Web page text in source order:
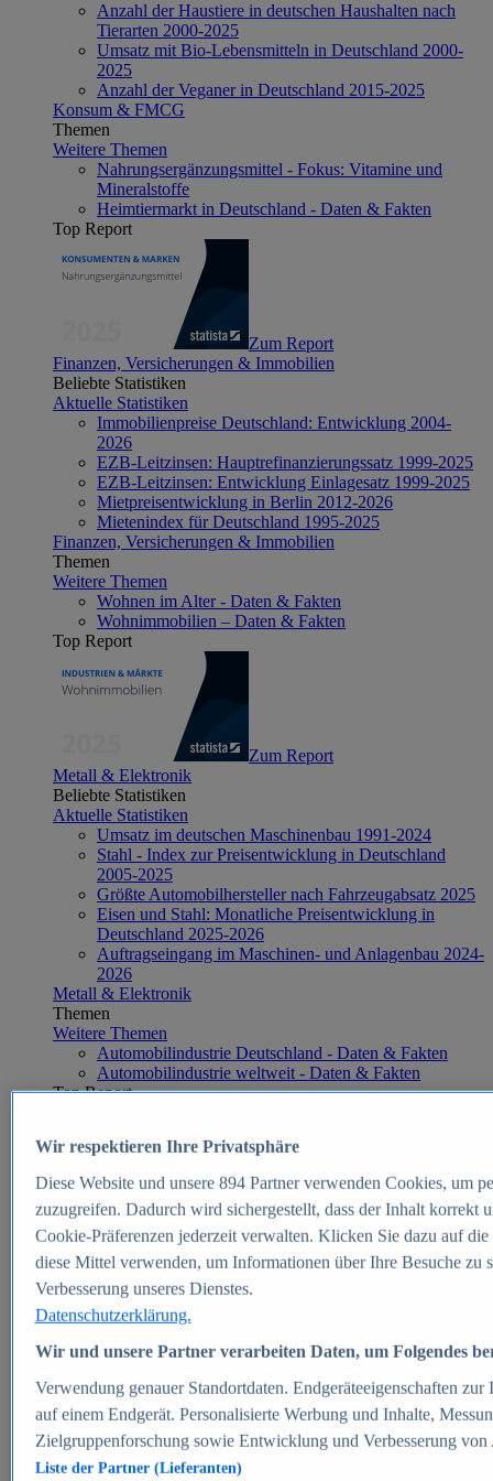
Anzahl der Haustiere in deutschen Haushalten nach
Tierarten 2000-2025
Umsatz mit Bio-Lebensmitteln in Deutschland 2000-
2025
Anzahl der Veganer in Deutschland 2015-2025
Konsum & FMCG
Themen
Weitere Themen
Nahrungsergänzungsmittel - Fokus: Vitamine und
Mineralstoffe
Heimtiermarkt in Deutschland - Daten & Fakten
Top Report
Zum Report
Finanzen, Versicherungen & Immobilien
Beliebte Statistiken
Aktuelle Statistiken
Immobilienpreise Deutschland: Entwicklung 2004-
2026
EZB-Leitzinsen: Hauptrefinanzierungssatz 1999-2025
EZB-Leitzinsen: Entwicklung Einlagesatz 1999-2025
Mietpreisentwicklung in Berlin 2012-2026
Mietenindex für Deutschland 1995-2025
Finanzen, Versicherungen & Immobilien
Themen
Weitere Themen
Wohnen im Alter - Daten & Fakten
Wohnimmobilien – Daten & Fakten
Top Report
Zum Report
Metall & Elektronik
Beliebte Statistiken
Aktuelle Statistiken
Umsatz im deutschen Maschinenbau 1991-2024
Stahl - Index zur Preisentwicklung in Deutschland
2005-2025
Größte Automobilhersteller nach Fahrzeugabsatz 2025
Eisen und Stahl: Monatliche Preisentwicklung in
Deutschland 2025-2026
Auftragseingang im Maschinen- und Anlagenbau 2024-
2026
Metall & Elektronik
Themen
Weitere Themen
Automobilindustrie Deutschland - Daten & Fakten
Automobilindustrie weltweit - Daten & Fakten
Top Report
Zum Report
E-commerce
Beliebte Statistiken
Aktuelle Statistiken
E-Commerce - Entwicklung des Umsatzes in
Deutschland 1999-2025
Umsatz von Amazon in Deutschland und weltweit
2010-2025
B2C-E-Commerce: Top-50 Online Shops in
Deutschland 2024
Marktanteile von Online-Zahlungsverfahren in
Deutschland 2024
Umsatzstarke Warengruppen im Online-Handel in
Deutschland 2023-2025
Wir respektieren Ihre Privatsphäre
Diese Website und unsere 894Partner verwenden Cookies, um
zuzugreifen. Dadurch wird sichergestellt, dass der Inhalt korrekt
Cookie-Präferenzen jederzeit verwalten. Klicken Sie dazu auf
diese Mittel verwenden, um Informationen über Ihre Besuche
Verbesserung unseres Dienstes.
Datenschutzerklärung.
Wir und unsere Partner verarbeiten Daten, um Folgendes
Verwendung genauer Standortdaten. Endgeräteeigenschaften
auf einem Endgerät. Personalisierte Werbung und Inhalte,
Zielgruppenforschung sowie Entwicklung und Verbesserung von
Liste der Partner (Lieferanten)